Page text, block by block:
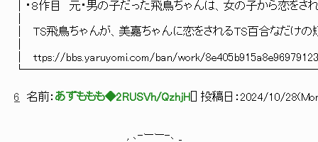
│・８作目 元・男の子だった飛鳥ちゃんは、女の子から恋をさ
│ TS飛鳥ちゃんが、美嘉ちゃんに恋をされるTS百合な
│ ttps://bbs.yaruyomi.com/ban/work/
6 名前： あずももも◆2RUSVh/QzhjH ] 投稿日： 2024/10/
, ､-ーー-､ _